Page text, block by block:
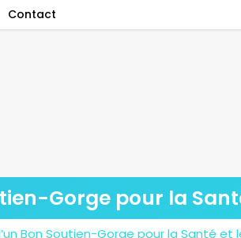
Contact
Gorge pour la
Bon Soutien-Gorge pour la Santé et